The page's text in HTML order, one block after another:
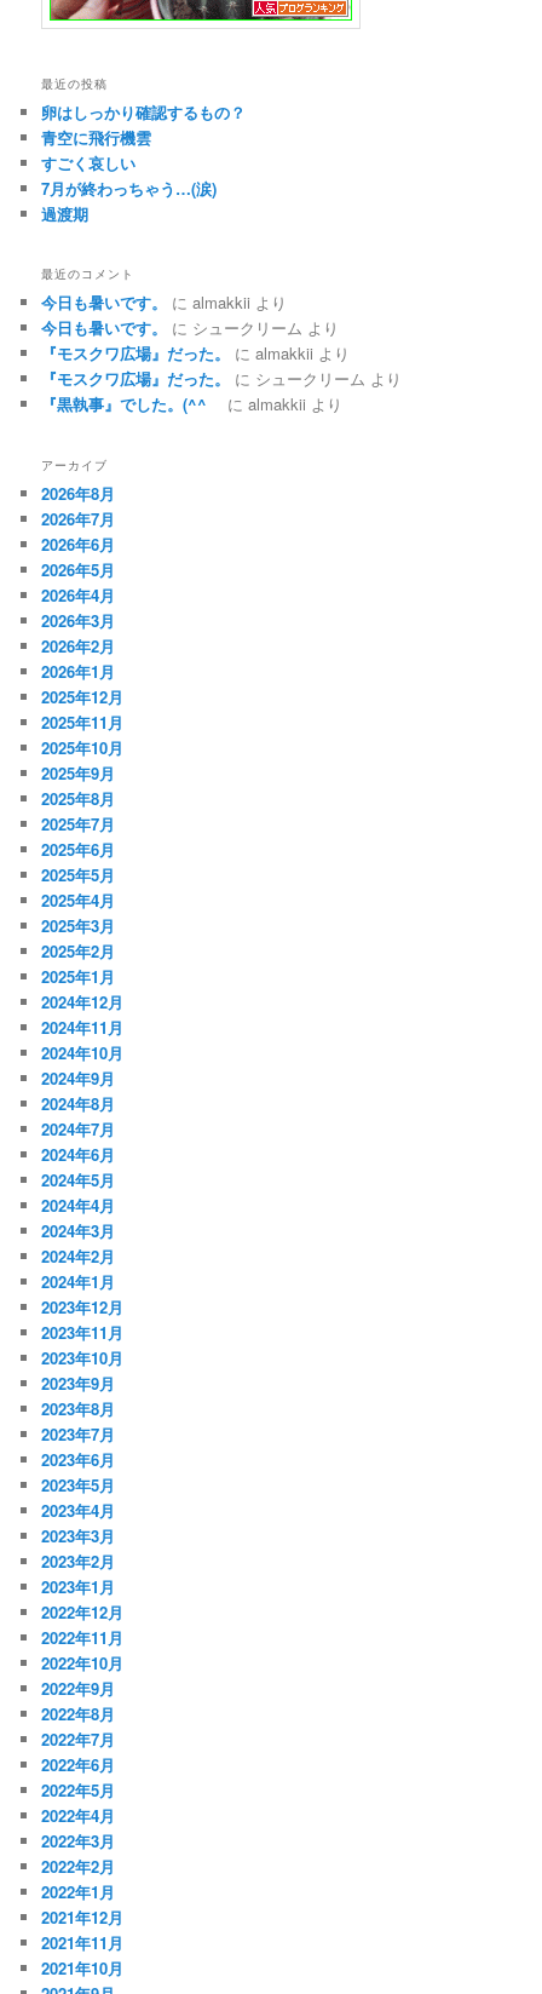
最近の投稿
卵はしっかり確認するもの？
青空に飛行機雲
すごく哀しい
7月が終わっちゃう…(涙)
過渡期
最近のコメント
今日も暑いです。 にalmakkii より
今日も暑いです。
に シュークリーム より
『モスクワ広場』だった。
にalmakkii より
『モスクワ広場』だった。
に シュークリーム より
『黒執事』でした。(^^ゞ
にalmakkii より
アーカイブ
2026年8月
2026年7月
2026年6月
2026年5月
2026年4月
2026年3月
2026年2月
2026年1月
2025年12月
2025年11月
2025年10月
2025年9月
2025年8月
2025年7月
2025年6月
2025年5月
2025年4月
2025年3月
2025年2月
2025年1月
2024年12月
2024年11月
2024年10月
2024年9月
2024年8月
2024年7月
2024年6月
2024年5月
2024年4月
2024年3月
2024年2月
2024年1月
2023年12月
2023年11月
2023年10月
2023年9月
2023年8月
2023年7月
2023年6月
2023年5月
2023年4月
2023年3月
2023年2月
2023年1月
2022年12月
2022年11月
2022年10月
2022年9月
2022年8月
2022年7月
2022年6月
2022年5月
2022年4月
2022年3月
2022年2月
2022年1月
2021年12月
2021年11月
2021年10月